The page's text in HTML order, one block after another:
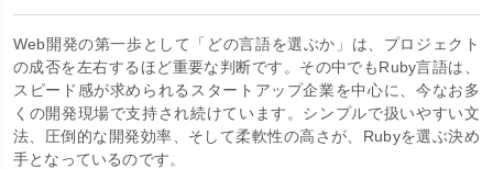
Web開発の第一歩として「どの言語を選ぶか」は、プロジェクト
の成否を左右するほど重要な判断です。その中でもRuby言語は、
スピード感が求められるスタートアップ企業を中心に、今なお多
くの開発現場で支持され続けています。シンプルで扱いやすい文
法、圧倒的な開発効率、そして柔軟性の高さが、Rubyを選ぶ決め
手となっているのです。